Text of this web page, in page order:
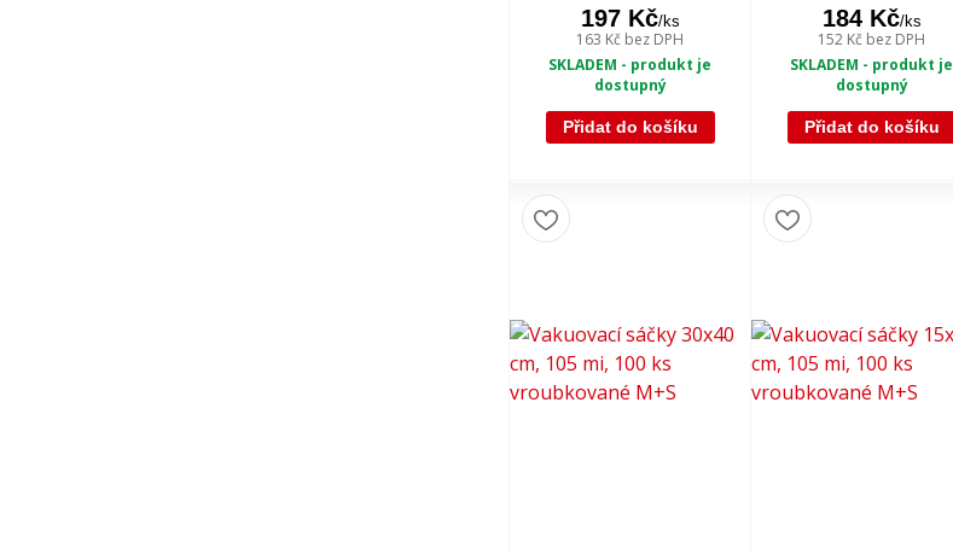
197 Kč/ks
163 Kč bez DPH
SKLADEM - produkt je
dostupný
Přidat do košíku
184 Kč/ks
152 Kč bez DPH
SKLADEM - produkt je
dostupný
Přidat do košíku